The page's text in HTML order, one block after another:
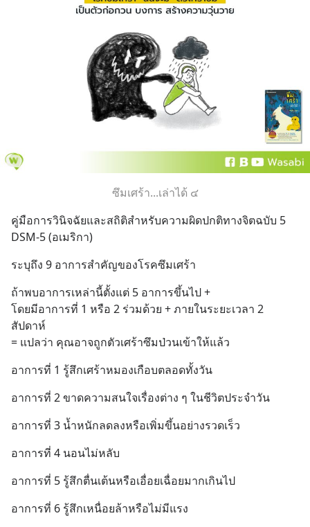
ซึมเศร้า...เล่าได้ ๔
คู่มือการวินิจฉัยและสถิติสำหรับความผิดปกติทางจิตฉบับ 5
DSM-5 (อเมริกา)
ระบุถึง 9 อาการสำคัญของโรคซึมเศร้า
ถ้าพบอาการเหล่านี้ตั้งแต่ 5 อาการขึ้นไป +
โดยมีอาการที่ 1 หรือ 2 ร่วมด้วย + ภายในระยะเวลา 2
สัปดาห์
= แปลว่า คุณอาจถูกตัวเศร้าซึมป่วนเข้าให้แล้ว
อาการที่ 1 รู้สึกเศร้าหมองเกือบตลอดทั้งวัน
อาการที่ 2 ขาดความสนใจเรื่องต่าง ๆ ในชีวิตประจำวัน
อาการที่ 3 น้ำหนักลดลงหรือเพิ่มขึ้นอย่างรวดเร็ว
อาการที่ 4 นอนไม่หลับ
อาการที่ 5 รู้สึกตื่นเต้นหรือเอื่อยเฉื่อยมากเกินไป
อาการที่ 6 รู้สึกเหนื่อยล้าหรือไม่มีแรง